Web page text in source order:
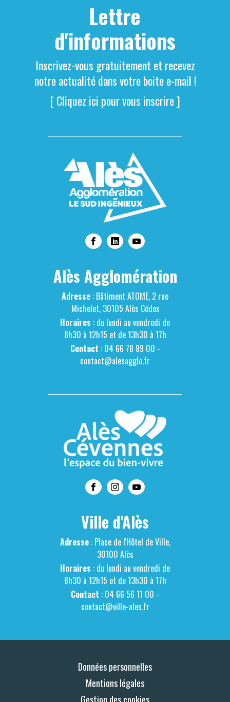
Lettre
d'informations
Inscrivez-vous gratuitement et recevez
notre actualité dans votre boite e-mail !
[ Cliquez ici pour vous inscrire ]
Alès Agglomération
Adresse : Bâtiment ATOME, 2 rue
Michelet, 30105 Alès Cédex
Horaires : du lundi au vendredi de
8h30 à 12h15 et de 13h30 à 17h
Contact : 04 66 78 89 00 -
contact@alesagglo.fr
Ville d'Alès
Adresse: Place de l'Hôtel de Ville,
30100 Alès
Horaires : du lundi au vendredi de
8h30 à 12h15 et de 13h30 à 17h
Contact : 04 66 56 11 00 -
contact@ville-ales.fr
Données personnelles
Mentions légales